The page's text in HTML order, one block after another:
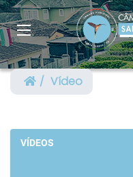
Vídeo
VÍDEOS